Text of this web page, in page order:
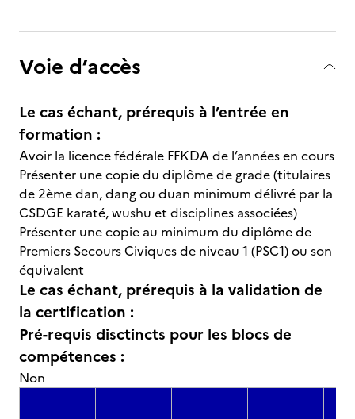
Voie d’accès
Le cas échant, prérequis à l’entrée en
formation :
Avoir la licence fédérale FFKDA de l’années en cours
Présenter une copie du diplôme de grade (titulaires
de 2ème dan, dang ou duan minimum délivré par la
CSDGE karaté, wushu et disciplines associées)
Présenter une copie au minimum du diplôme de
Premiers Secours Civiques de niveau 1 (PSC1) ou son
équivalent
Le cas échant, prérequis à la validation de
la certification :
Pré-requis disctincts pour les blocs de
compétences :
Non